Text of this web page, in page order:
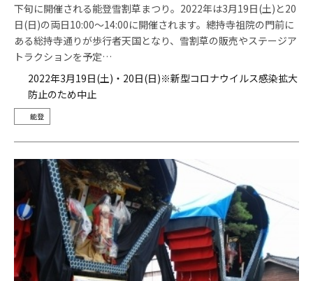
下旬に開催される能登雪割草まつり。2022年は3月19日(土)と20
日(日)の両日10:00～14:00に開催されます。總持寺祖院の門前に
ある総持寺通りが歩行者天国となり、雪割草の販売やステージア
トラクションを予定…
2022年3月19日(土)・20日(日)※新型コロナウイルス感染拡大
防止のため中止
能登